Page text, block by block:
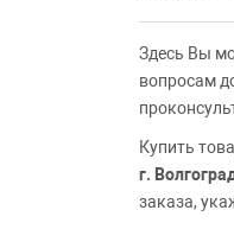
Здесь Вы
вопросам
Купить
г.
заказа,